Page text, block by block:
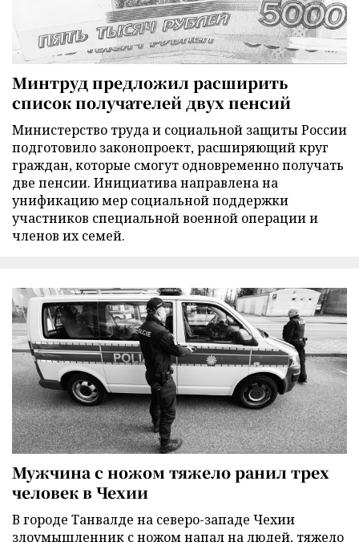
Минтруд предложил расширить
список получателей двух пенсий
Министерство труда и социальной защиты России
подготовило законопроект, расширяющий круг
граждан, которые смогут одновременно получать
две пенсии. Инициатива направлена на
унификацию мер социальной поддержки
участников специальной военной операции и
членов их семей.
Мужчина с ножом тяжело ранил трех
человек в Чехии
В городе Танвалде на северо-западе Чехии
злоумышленник с ножом напал на людей, тяжело